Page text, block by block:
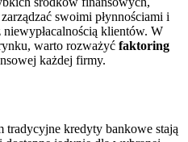
swoimi płynnościami i
klientów. W
warto rozważyć faktoring
każdej firmy.
kredyty bankowe stają